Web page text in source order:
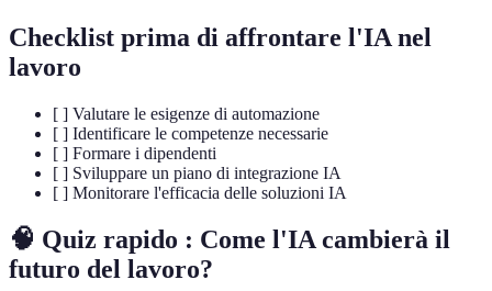
Checklist prima di affrontare l'IA nel
lavoro
[ ] Valutare le esigenze di automazione
[ ] Identificare le competenze necessarie
[ ] Formare i dipendenti
[ ] Sviluppare un piano di integrazione IA
[ ] Monitorare l'efficacia delle soluzioni IA
🧠 Quiz rapido : Come l'IA cambierà il
futuro del lavoro?